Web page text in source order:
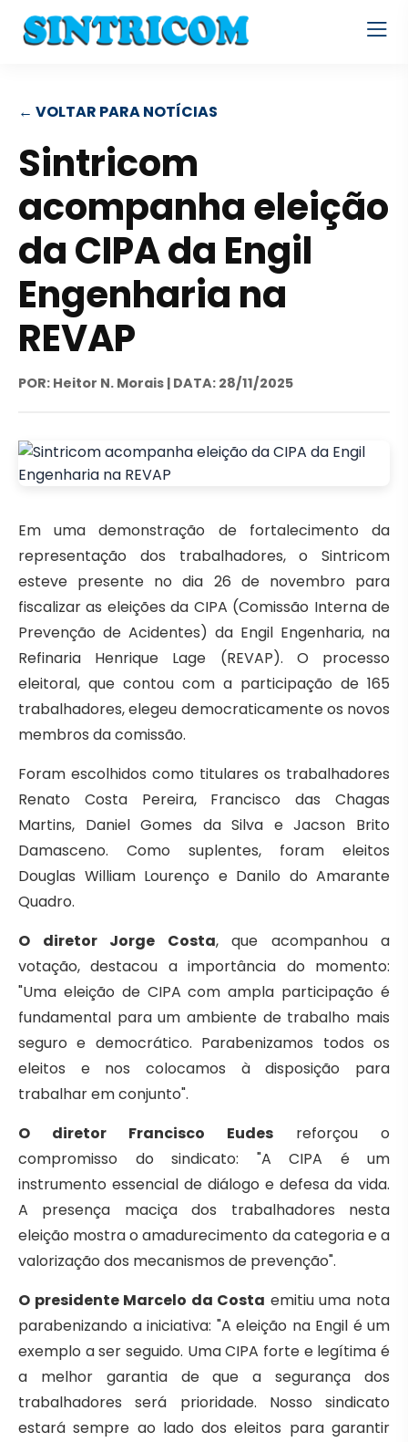
← VOLTAR PARA NOTÍCIAS
Sintricom
acompanha eleição
da CIPA da Engil
Engenharia na
REVAP
POR: Heitor N. Morais | DATA: 28/11/2025
Em uma demonstração de fortalecimento da
representação dos trabalhadores, o Sintricom
esteve presente no dia 26 de novembro para
fiscalizar as eleições da CIPA (Comissão Interna de
Prevenção de Acidentes) da Engil Engenharia, na
Refinaria Henrique Lage (REVAP). O processo
eleitoral, que contou com a participação de 165
trabalhadores, elegeu democraticamente os novos
membros da comissão.
Foram escolhidos como titulares os trabalhadores
Renato Costa Pereira, Francisco das Chagas
Martins, Daniel Gomes da Silva e Jacson Brito
Damasceno. Como suplentes, foram eleitos
Douglas William Lourenço e Danilo do Amarante
Quadro.
O diretor Jorge Costa, que acompanhou a
votação, destacou a importância do momento:
"Uma eleição de CIPA com ampla participação é
fundamental para um ambiente de trabalho mais
seguro e democrático. Parabenizamos todos os
eleitos e nos colocamos à disposição para
trabalhar em conjunto".
O diretor Francisco Eudes reforçou o
compromisso do sindicato: "A CIPA é um
instrumento essencial de diálogo e defesa da vida.
A presença maciça dos trabalhadores nesta
eleição mostra o amadurecimento da categoria e a
valorização dos mecanismos de prevenção".
O presidente Marcelo da Costa emitiu uma nota
parabenizando a iniciativa: "A eleição na Engil é um
exemplo a ser seguido. Uma CIPA forte e legítima é
a melhor garantia de que a segurança dos
trabalhadores será prioridade. Nosso sindicato
estará sempre ao lado dos eleitos para garantir